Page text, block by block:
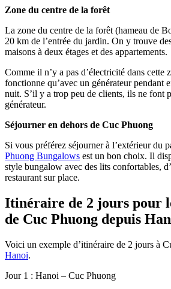
Zone du centre de la forêt
La zone du centre de la forêt (hameau de
20 km de l’entrée du jardin. On y trouve
maisons à deux étages et des appartements.
Comme il n’y a pas d’électricité dans cette
fonctionne qu’avec un générateur pendant
nuit. S’il y a trop peu de clients, ils ne font
générateur.
Séjourner en dehors de Cuc Phuong
Si vous préférez séjourner à l’extérieur du
Phuong Bungalows est un bon choix. Il
style bungalow avec des lits confortables,
restaurant sur place.
Itinéraire de 2 jours pour
de Cuc Phuong depuis
Voici un exemple d’itinéraire de 2 jours à
Hanoi.
Jour 1 : Hanoi – Cuc Phuong